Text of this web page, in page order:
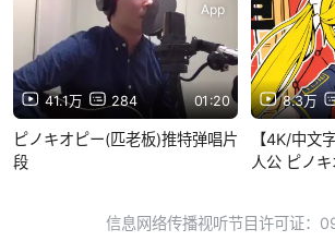
41.1万 284 01:20
App
ピノキオピー(匹老板)推特弹唱片
段
8.3万
【4K/中文
人公 ピノ
信息网络传播视听节目许可证：